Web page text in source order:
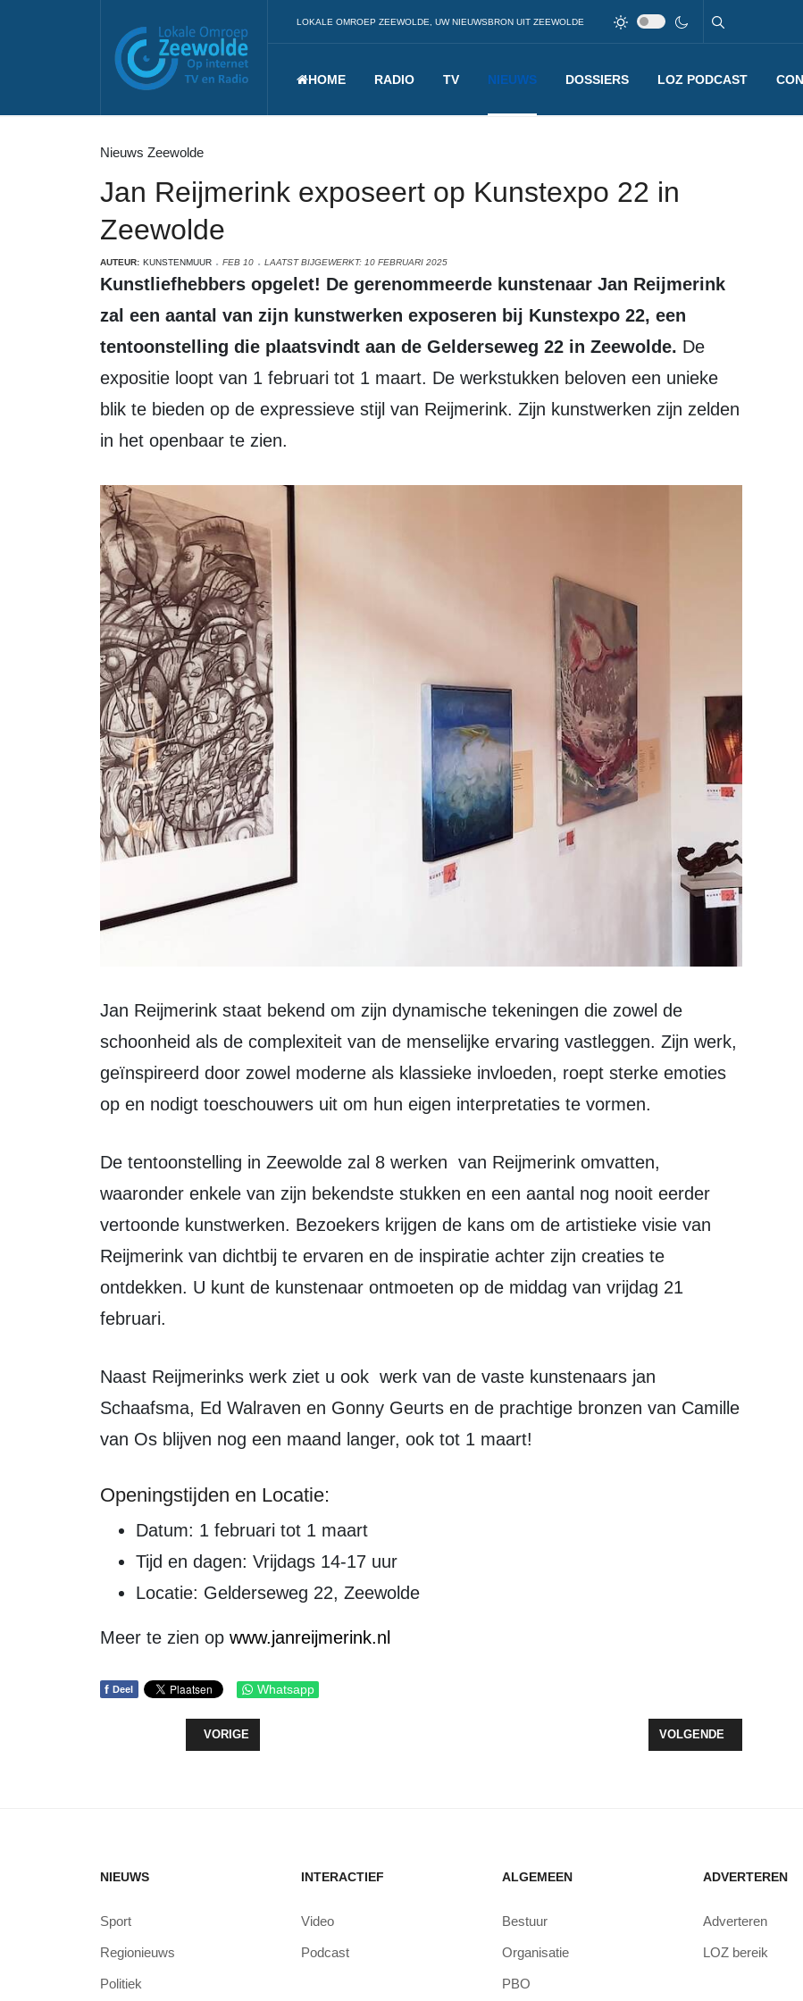
LOKALE OMROEP ZEEWOLDE, UW NIEUWSBRON UIT ZEEWOLDE
HOME RADIO TV NIEUWS DOSSIERS LOZ PODCAST
Nieuws Zeewolde
Jan Reijmerink exposeert op Kunstexpo 22 in
Zeewolde
AUTEUR: KUNSTENMUUR FEB 10 LAATST BIJGEWERKT: 10 FEBRUARI 2025
Kunstliefhebbers opgelet! De gerenommeerde kunstenaar Jan Reijmerink
zal een aantal van zijn kunstwerken exposeren bij Kunstexpo 22, een
tentoonstelling die plaatsvindt aan de Gelderseweg 22 in Zeewolde. De
expositie loopt van 1 februari tot 1 maart. De werkstukken beloven een unieke
blik te bieden op de expressieve stijl van Reijmerink. Zijn kunstwerken zijn zelden
in het openbaar te zien.
Jan Reijmerink staat bekend om zijn dynamische tekeningen die zowel de
schoonheid als de complexiteit van de menselijke ervaring vastleggen. Zijn werk,
geïnspireerd door zowel moderne als klassieke invloeden, roept sterke emoties
op en nodigt toeschouwers uit om hun eigen interpretaties te vormen.
De tentoonstelling in Zeewolde zal 8 werken van Reijmerink omvatten,
waaronder enkele van zijn bekendste stukken en een aantal nog nooit eerder
vertoonde kunstwerken. Bezoekers krijgen de kans om de artistieke visie van
Reijmerink van dichtbij te ervaren en de inspiratie achter zijn creaties te
ontdekken. U kunt de kunstenaar ontmoeten op de middag van vrijdag 21
februari.
Naast Reijmerinks werk ziet u ook werk van de vaste kunstenaars jan
Schaafsma, Ed Walraven en Gonny Geurts en de prachtige bronzen van Camille
van Os blijven nog een maand langer, ook tot 1 maart!
Openingstijden en Locatie:
Datum: 1 februari tot 1 maart
Tijd en dagen: Vrijdags 14-17 uur
Locatie: Gelderseweg 22, Zeewolde
Meer te zien op www.janreijmerink.nl
f Deel Whatsapp
VORIG ARTIKEL: KOMT ER OOIT EEN WATERPARK IN ZEEWOLDE?
VORIGE VOLGENDE ARTIKEL:
VOLGENDE
NIEUWS
Sport
Regionieuws
Politiek
INTERACTIEF
Video
Podcast
ALGEMEEN
Bestuur
Organisatie
PBO
ADVERTEREN
Adverteren
LOZ bereik